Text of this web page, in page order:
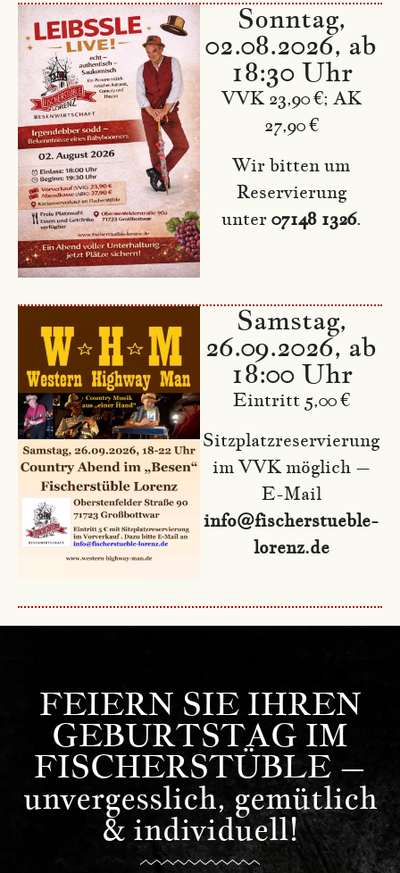
Sonntag,
02.08.2026, ab
18:30 Uhr
VVK 23,90 €; AK
27,90 €
Wir bitten um
Reservierung
unter07148 1326.
Samstag,
26.09.2026, ab
18:00 Uhr
Eintritt 5,00 €
Sitzplatzreservierung
im VVK möglich –
E-Mail
info@fischerstueble-
lorenz.de
FEIERN SIE IHREN
GEBURTSTAG IM
FISCHERSTÜBLE –
unvergesslich, gemütlich
& individuell!